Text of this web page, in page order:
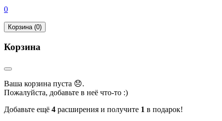
0
Корзина (0)
Корзина
Ваша корзина пуста 😞.
Пожалуйста, добавьте в неё что-то :)
Добавьте ещё 4 расширения и получите 1 в подарок!